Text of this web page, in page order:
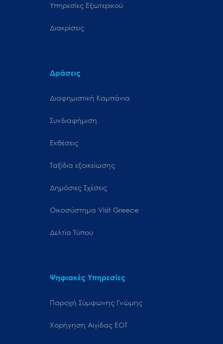
Υπηρεσίες Εξωτερικού
Διακρίσεις
Δράσεις
Διαφημιστική Καμπάνια
Συνδιαφήμιση
Εκθέσεις
Ταξίδια εξοικείωσης
Δημόσιες Σχέσεις
Oικοσύστημα Visit Greece
Δελτία Τύπου
Ψηφιακές Υπηρεσίες
Παροχή Σύμφωνης Γνώμης
Χορήγηση Αιγίδας ΕΟΤ